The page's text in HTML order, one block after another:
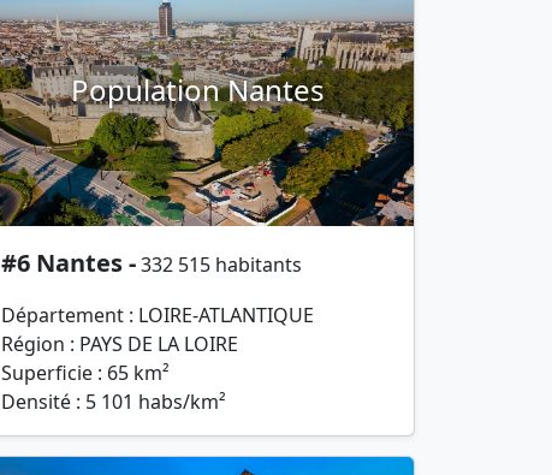
Population Nantes
#6 Nantes -332 515 habitants
Département : LOIRE-ATLANTIQUE
Région : PAYS DE LA LOIRE
Superficie : 65 km²
Densité : 5 101 habs/km²